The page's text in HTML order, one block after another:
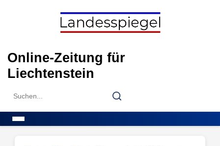
Online-Zeitung für
Liechtenstein
Search
Search